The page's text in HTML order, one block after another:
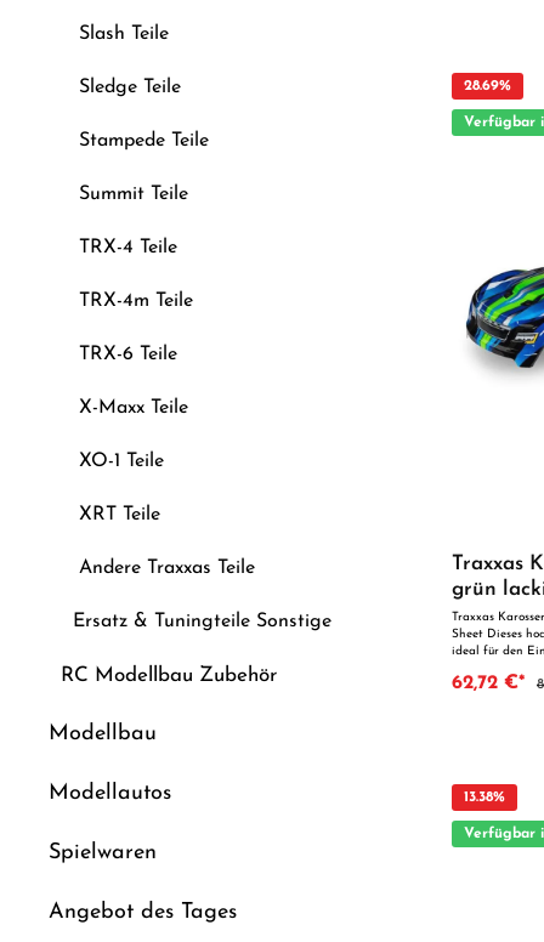
Slash Teile
Sledge Teile
Stampede Teile
Summit Teile
TRX-4 Teile
TRX-4m Teile
TRX-6 Teile
X-Maxx Teile
XO-1 Teile
XRT Teile
Andere Traxxas Teile
Ersatz & Tuningteile Sonstige
RC Modellbau Zubehör
Modellbau
Modellautos
Spielwaren
Angebot des Tages
Erwachsenen.
28.69%
Verfügbar
Traxxas
grün
Traxxas
Sheet Dieses
ideal für den
Qualität. Dank
unmittelbarer
62,72 €*
13.38%
Verfügbar